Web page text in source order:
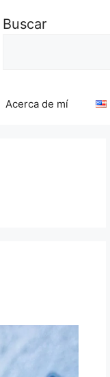
Buscar
Acerca de mí